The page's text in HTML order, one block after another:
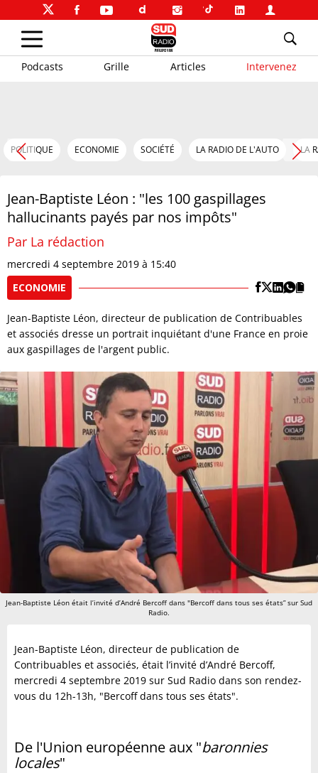
Podcasts Grille Articles Intervenez
POLITIQUE ECONOMIE SOCIÉTÉ LA RADIO DE L'AUTO LA
Jean-Baptiste Léon : "les 100 gaspillages
hallucinants payés par nos impôts"
Par La rédaction
mercredi 4 septembre 2019 à 15:40
ECONOMIE
Jean-Baptiste Léon, directeur de publication de Contribuables
et associés dresse un portrait inquiétant d'une France en proie
aux gaspillages de l'argent public.
Jean-Baptiste Léon était l’invité d’André Bercoff dans "Bercoff dans tous ses états” sur Sud
Radio.
Jean-Baptiste Léon, directeur de publication de
Contribuables et associés, était l’invité d’André Bercoff,
mercredi 4 septembre 2019 sur Sud Radio dans son rendez-
vous du 12h-13h, "Bercoff dans tous ses états".
De l'Union européenne aux "baronnies
locales"